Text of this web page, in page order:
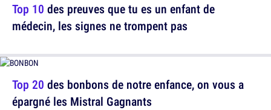
Top 20 des bonbons de notre enfance, on vous a
épargné les Mistral Gagnants
Top 10 des preuves que tu es un enfant de
médecin, les signes ne trompent pas